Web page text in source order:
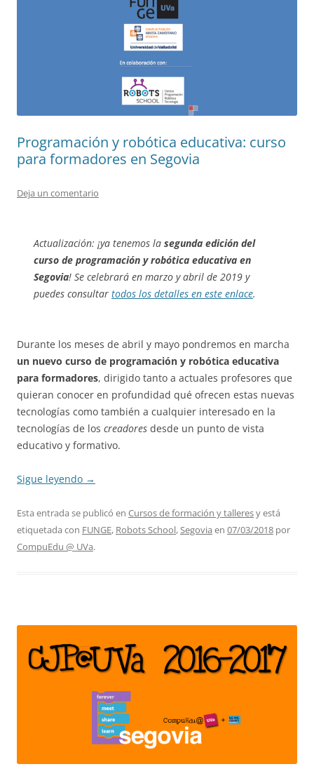
Programación y robótica educativa: curso
para formadores en Segovia
Deja un comentario
Actualización: ¡ya tenemos la segunda edición del
curso de programación y robótica educativa en
Segovia! Se celebrará en marzo y abril de 2019 y
puedes consultar todos los detalles en este enlace.
Durante los meses de abril y mayo pondremos en marcha
un nuevo curso de programación y robótica educativa
para formadores, dirigido tanto a actuales profesores que
quieran conocer en profundidad qué ofrecen estas nuevas
tecnologías como también a cualquier interesado en la
tecnologías de los creadores desde un punto de vista
educativo y formativo.
Sigue leyendo →
Esta entrada se publicó en Cursos de formación y talleresy está
etiquetada con FUNGE, Robots School,Segovia en 07/03/2018 por
CompuEdu @ UVa.